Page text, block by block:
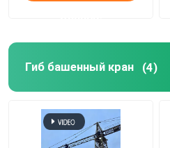
Гиб башенный кран (4)